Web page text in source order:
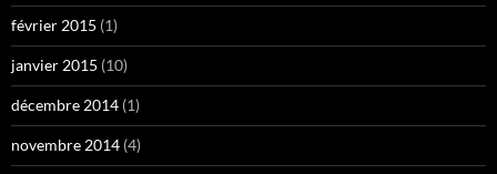
février 2015 (1)
janvier 2015 (10)
décembre 2014 (1)
novembre 2014 (4)